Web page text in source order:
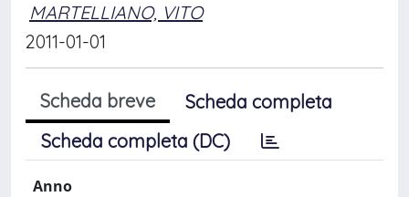
MARTELLIANO, VITO
2011-01-01
Scheda breve
Scheda completa
Scheda completa (DC)
Anno